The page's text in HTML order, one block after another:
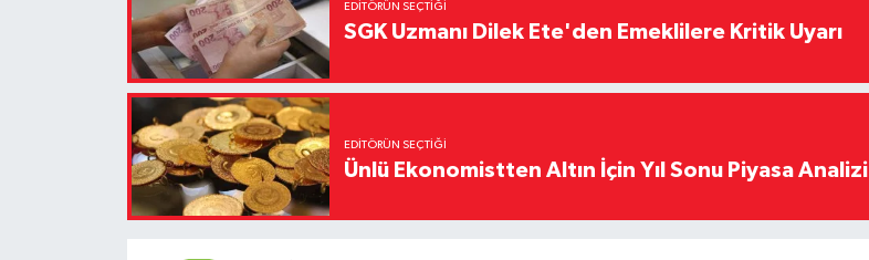
EDITÖRÜN SEÇTIĞI
SGK Uzmanı Dilek Ete'den Emeklilere Kritik Uyarı
EDITÖRÜN SEÇTIĞI
Ünlü Ekonomistten Altın İçin Yıl Sonu Piyasa Analizi